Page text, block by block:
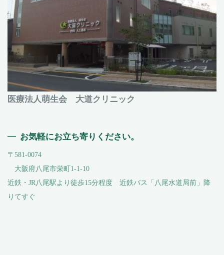
医療法人萌生会 大道クリニック
お気軽にお立ち寄りください。
〒581-0074
大阪府八尾市栄町1-1-10
近鉄・JR八尾駅より徒歩15分程度 近鉄バス「八尾水道局前」降
りてすぐ